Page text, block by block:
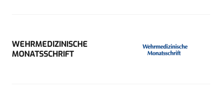
WEHRMEDIZINISCHE
MONATSSCHRIFT